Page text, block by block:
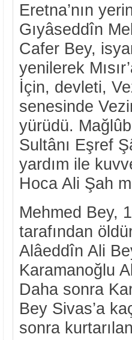
Eretna’nın
Gıyâseddîn
Cafer Bey,
yenilerek
İçin, devleti,
senesinde
yürüdü.
Sultânı Eşref
yardım ile
Hoca Ali Şah
Mehmed Bey,
tarafından
Alâeddîn Ali
Karamanoğlu
Daha sonra
Bey Sivas’a
sonra